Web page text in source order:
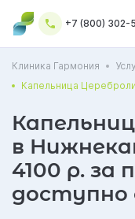
+7 (800) 302-
Клиника Гармония
Капельница
в
4100 р. за
доступно